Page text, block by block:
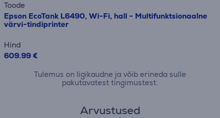
Toode
Epson EcoTank L6490, Wi-Fi, hall - Multifunktsionaalne
värvi-tindiprinter
Hind
609.99 €
Tulemus on ligikaudne ja võib erineda sulle
pakutavatest tingimustest.
Arvustused